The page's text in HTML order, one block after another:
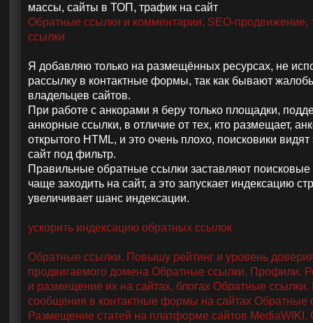
массы, сайты в ТОП, трафик на сайт
Обратные ссылки и комментарии, SEO-продвижение,
ссылки
Я добавляю только на размещённых ресурсах, не
рассылку в контактные формы, так как бывают
владельцев сайтов.
При работе с анкорами я беру только площадки,
анкорные ссылки, в отличие от тех, кто размещает,
открытого HTML, и это очень плохо, поисковики видят
сайт под фильтр.
Правильные обратные ссылки заставляют
чаще заходить на сайт, а это запускает индексацию
увеличивает шанс индексации.
ускорить индексацию обратных ссылок
Обратные ссылки. Повышу рейтинг и уровень
продвигаемого домена Обратные ссылки. Профили.
и размещение их на сайтах, блогах Обратные
сообщения в контактные формы на сайтах Обратные
Размещение статей на платформе сайтов MediaWIKI.